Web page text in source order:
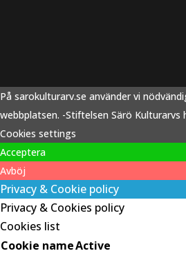
På sarokulturarv.se använder vi
webbplatsen. -Stiftelsen Särö
Cookies settings
Acceptera
Avböj
Privacy & Cookie policy
Privacy & Cookies policy
Cookies list
Cookie nameActive